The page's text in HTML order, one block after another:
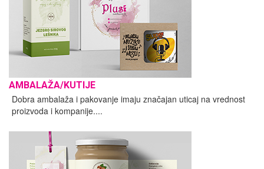
AMBALAŽA/KUTIJE
Dobra ambalaža i pakovanje imaju značajan uticaj na vrednost
proizvoda i kompanije....